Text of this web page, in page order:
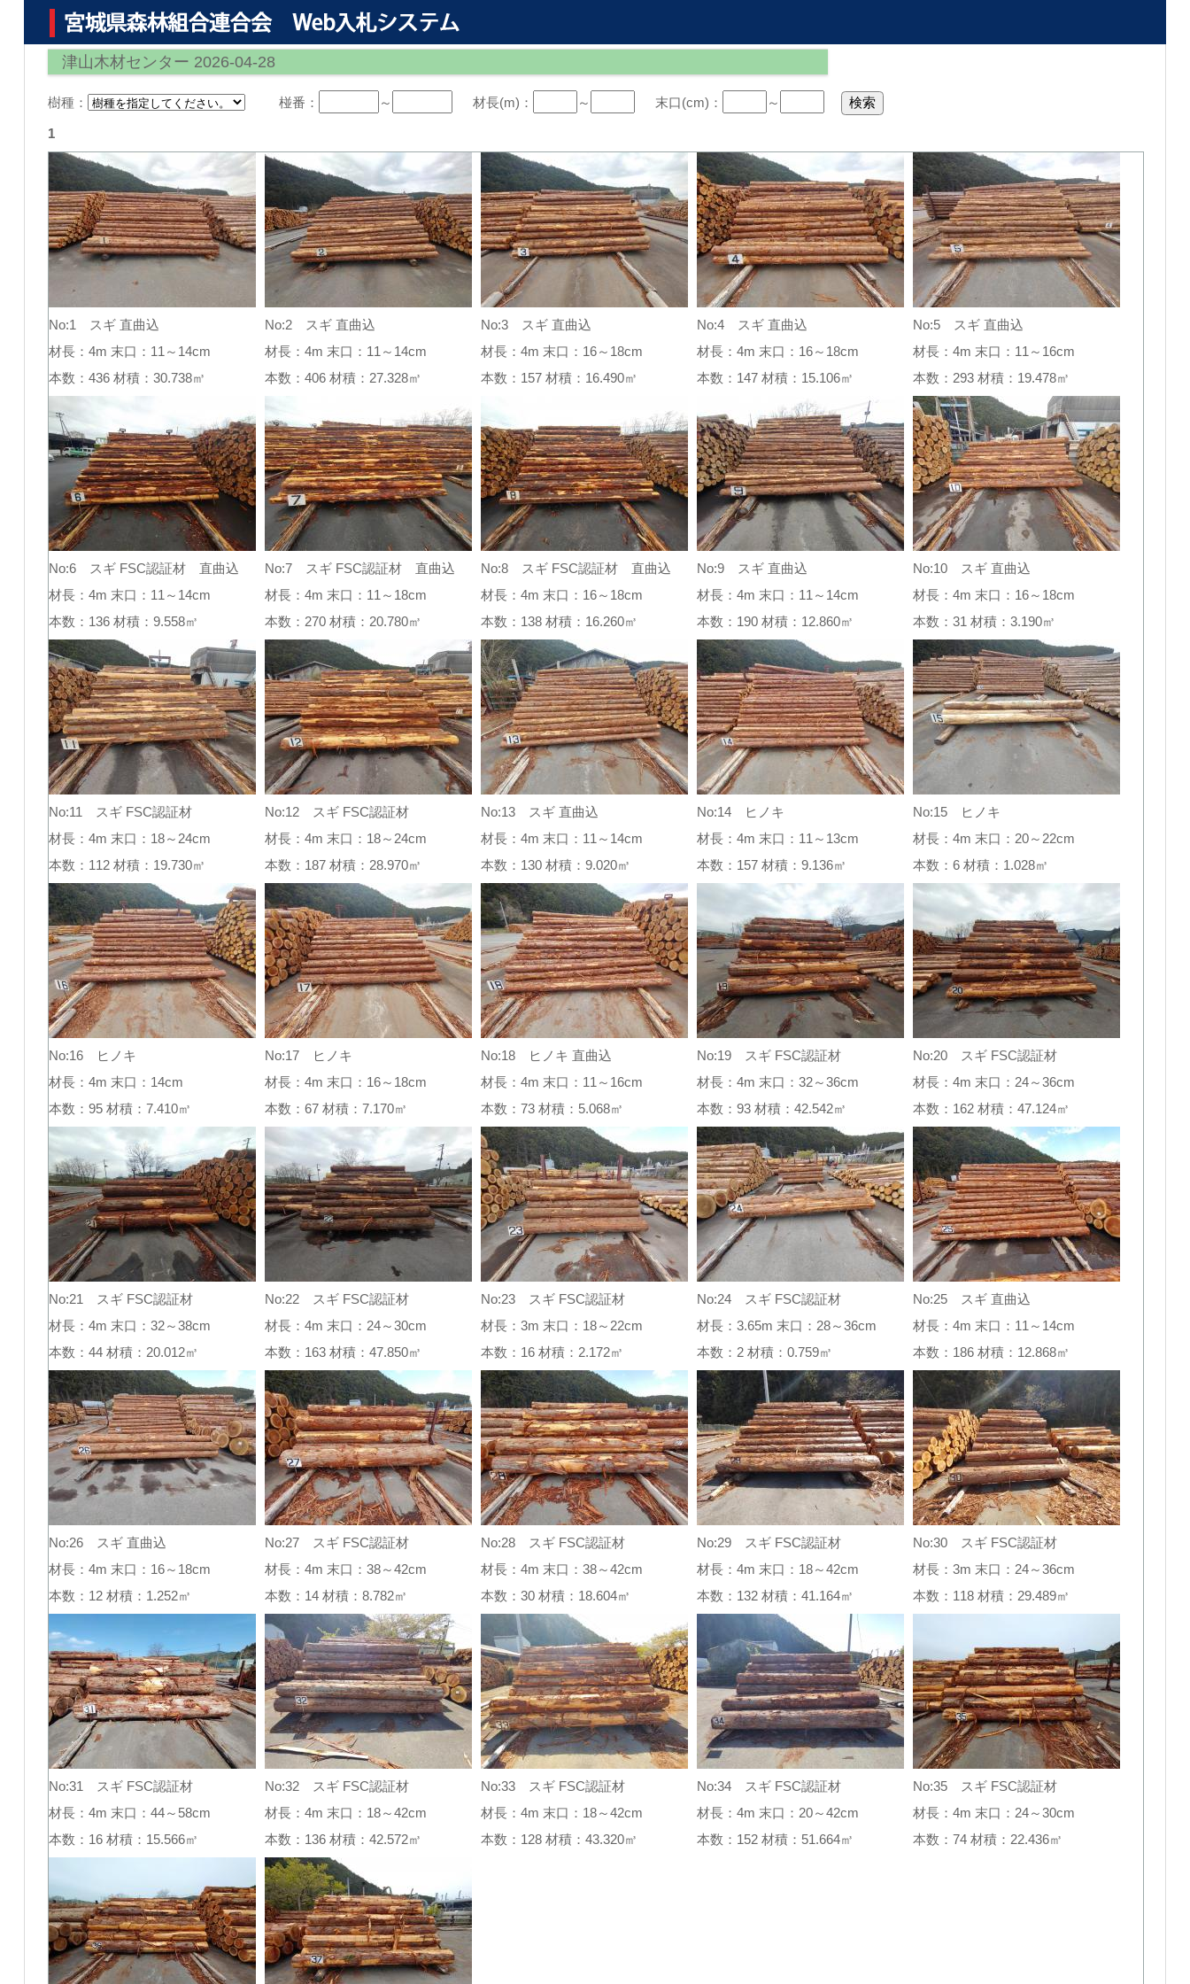
津山木材センター 2026-04-28
樹種： 椪番： ～ 材長(m)： ～ 末口(cm)： ～
1
No:1 スギ 直曲込
材長：4m 末口：11～14cm
本数：436 材積：30.738㎥
No:2 スギ 直曲込
材長：4m 末口：11～14cm
本数：406 材積：27.328㎥
No:3 スギ 直曲込
材長：4m 末口：16～18cm
本数：157 材積：16.490㎥
No:4 スギ 直曲込
材長：4m 末口：16～18cm
本数：147 材積：15.106㎥
No:5 スギ 直曲込
材長：4m 末口：11～16cm
本数：293 材積：19.478㎥
No:6 スギ FSC認証材 直曲込
材長：4m 末口：11～14cm
本数：136 材積：9.558㎥
No:7 スギ FSC認証材 直曲込
材長：4m 末口：11～18cm
本数：270 材積：20.780㎥
No:8 スギ FSC認証材 直曲込
材長：4m 末口：16～18cm
本数：138 材積：16.260㎥
No:9 スギ 直曲込
材長：4m 末口：11～14cm
本数：190 材積：12.860㎥
No:10 スギ 直曲込
材長：4m 末口：16～18cm
本数：31 材積：3.190㎥
No:11 スギ FSC認証材
材長：4m 末口：18～24cm
本数：112 材積：19.730㎥
No:12 スギ FSC認証材
材長：4m 末口：18～24cm
本数：187 材積：28.970㎥
No:13 スギ 直曲込
材長：4m 末口：11～14cm
本数：130 材積：9.020㎥
No:14 ヒノキ
材長：4m 末口：11～13cm
本数：157 材積：9.136㎥
No:15 ヒノキ
材長：4m 末口：20～22cm
本数：6 材積：1.028㎥
No:16 ヒノキ
材長：4m 末口：14cm
本数：95 材積：7.410㎥
No:17 ヒノキ
材長：4m 末口：16～18cm
本数：67 材積：7.170㎥
No:18 ヒノキ 直曲込
材長：4m 末口：11～16cm
本数：73 材積：5.068㎥
No:19 スギ FSC認証材
材長：4m 末口：32～36cm
本数：93 材積：42.542㎥
No:20 スギ FSC認証材
材長：4m 末口：24～36cm
本数：162 材積：47.124㎥
No:21 スギ FSC認証材
材長：4m 末口：32～38cm
本数：44 材積：20.012㎥
No:22 スギ FSC認証材
材長：4m 末口：24～30cm
本数：163 材積：47.850㎥
No:23 スギ FSC認証材
材長：3m 末口：18～22cm
本数：16 材積：2.172㎥
No:24 スギ FSC認証材
材長：3.65m 末口：28～36cm
本数：2 材積：0.759㎥
No:25 スギ 直曲込
材長：4m 末口：11～14cm
本数：186 材積：12.868㎥
No:26 スギ 直曲込
材長：4m 末口：16～18cm
本数：12 材積：1.252㎥
No:27 スギ FSC認証材
材長：4m 末口：38～42cm
本数：14 材積：8.782㎥
No:28 スギ FSC認証材
材長：4m 末口：38～42cm
本数：30 材積：18.604㎥
No:29 スギ FSC認証材
材長：4m 末口：18～42cm
本数：132 材積：41.164㎥
No:30 スギ FSC認証材
材長：3m 末口：24～36cm
本数：118 材積：29.489㎥
No:31 スギ FSC認証材
材長：4m 末口：44～58cm
本数：16 材積：15.566㎥
No:32 スギ FSC認証材
材長：4m 末口：18～42cm
本数：136 材積：42.572㎥
No:33 スギ FSC認証材
材長：4m 末口：18～42cm
本数：128 材積：43.320㎥
No:34 スギ FSC認証材
材長：4m 末口：20～42cm
本数：152 材積：51.664㎥
No:35 スギ FSC認証材
材長：4m 末口：24～30cm
本数：74 材積：22.436㎥